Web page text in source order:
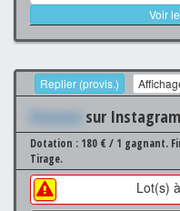
Voir
Replier (provis.)
Xxxxxxx sur Instagram
Dotation : 180 € / 1 gagnant.
Tirage.
Lot(s)